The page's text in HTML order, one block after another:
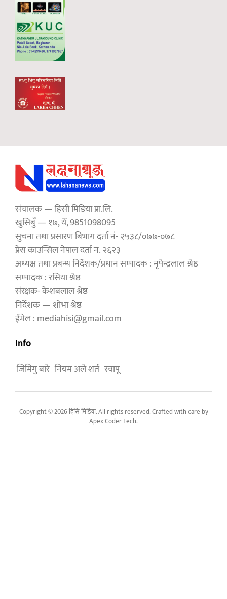
संचालक — हिसी मिडिया प्रा.लि.
खुसिबुँ — १७, येँ, 9851098095
सुचना तथा प्रसारण बिभाग दर्ता नं- २५३८/०७७-०७८
प्रेस काउन्सिल नेपाल दर्ता न. २६२३
अध्यक्ष तथा प्रबन्ध निर्देशक/प्रधान सम्पादक : नृपेन्द्रलाल श्रेष्ठ
सम्पादक : रसिया श्रेष्ठ
संरक्षक- केशबलाल श्रेष्ठ
निर्देशक — शोभा श्रेष्ठ
ईमेल : mediahisi@gmail.com
Info
जिमिगु बारे नियम अले शर्त स्वापू
Copyright © 2026 हिसि मिडिया. All rights reserved. Crafted with care by
Apex Coder Tech.